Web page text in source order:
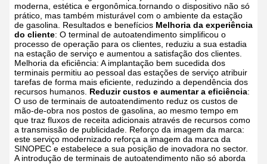
moderna, estética e ergonômica.tornando o dispositivo não só
prático, mas também misturável com o ambiente da estação
de gasolina.
Resultados e benefícios Melhoria da experiência
do cliente: O terminal de autoatendimento simplificou o
processo de operação para os clientes, reduziu a sua estadia
na estação de serviço e aumentou a satisfação dos clientes.
Melhoria da eficiência: A implantação bem sucedida dos
terminais permitiu ao pessoal das estações de serviço atribuir
tarefas de forma mais eficiente, reduzindo a dependência dos
recursos humanos. Reduzir custos e aumentar a eficiência:
O uso de terminais de autoatendimento reduz os custos de
mão-de-obra nos postos de gasolina, ao mesmo tempo em
que traz fluxos de receita adicionais através de recursos como
a transmissão de publicidade. Reforço da imagem da marca:
este serviço modernizado reforça a imagem da marca da
SINOPEC e estabelece a sua posição de inovadora no sector.
A introdução de terminais de autoatendimento não só aborda